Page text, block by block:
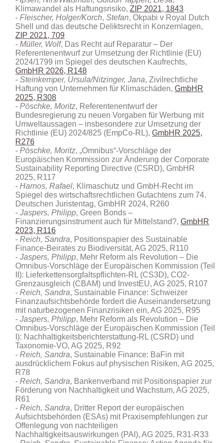
Klimawandel als Haftungsrisiko,ZIP 2021, 1843
Fleischer, Holger/Korch,Stefan, Okpabi v Royal Dutch
Shell und das deutsche Deliktsrecht in Konzernlagen,
ZIP 2021, 709
Müller, Wolf, Das Recht auf Reparatur – Der
Referentenentwurf zur Umsetzung der Richtlinie (EU)
2024/1799 im Spiegel des deutschen Kaufrechts,
GmbHR 2026, R148
Steinkemper, Ursula/Nitzinger, Jana, Zivilrechtliche
Haftung von Unternehmen für Klimaschäden,GmbHR
2025, R308
Pöschke, Moritz, Referentenentwurf der
Bundesregierung zu neuen Vorgaben für Werbung mit
Umweltaussagen – insbesondere zur Umsetzung der
Richtlinie (EU) 2024/825 (EmpCo-RL),GmbHR 2025,
R276
Pöschke, Moritz, „Omnibus“-Vorschläge der
Europäischen Kommission zur Änderung der Corporate
Sustainability Reporting Directive (CSRD), GmbHR
2025, R117
Harnos, Rafael, Klimaschutz und GmbH-Recht im
Spiegel des wirtschaftsrechtlichen Gutachtens zum 74.
Deutschen Juristentag, GmbHR 2024, R260
Jaspers, Philipp, Green Bonds –
Finanzierungsinstrument auch für Mittelstand?,GmbHR
2023, R116
Reich, Sandra, Positionspapier des Sustainable
Finance-Beirates zu Biodiversität, AG 2025, R110
Jaspers, Philipp, Mehr Reform als Revolution – Die
Omnibus-Vorschläge der Europäischen Kommission (Teil
II): Lieferkettensorgfaltspflichten-RL (CS3D), CO2-
Grenzausgleich (CBAM) und InvestEU, AG 2025, R107
Reich, Sandra, Sustainable Finance: Schweizer
Finanzaufsichtsbehörde fordert die Auseinandersetzung
mit naturbezogenen Finanzrisiken ein, AG 2025, R95
Jaspers, Philipp, Mehr Reform als Revolution – Die
Omnibus-Vorschläge der Europäischen Kommission (Teil
I): Nachhaltigkeitsberichterstattung-RL (CSRD) und
Taxonomie-VO, AG 2025, R92
Reich, Sandra, Sustainable Finance: BaFin mit
ausdrücklichem Fokus auf physischen Risiken, AG 2025,
R78
Reich, Sandra, Bankenverband mit Positionspapier zur
Förderung von Nachhaltigkeit und Wachstum, AG 2025,
R61
Reich, Sandra, Dritter Report der europäischen
Aufsichtsbehörden (ESAs) mit Praxisempfehlungen zur
Offenlegung von nachteiligen
Nachhaltigkeitsauswirkungen (PAI), AG 2025, R31-R33